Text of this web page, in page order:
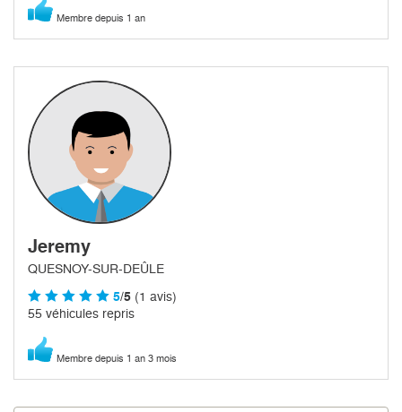
Membre depuis 1 an
Jeremy
QUESNOY-SUR-DEÛLE
5/5 (1 avis)
55 véhicules repris
Membre depuis 1 an 3 mois